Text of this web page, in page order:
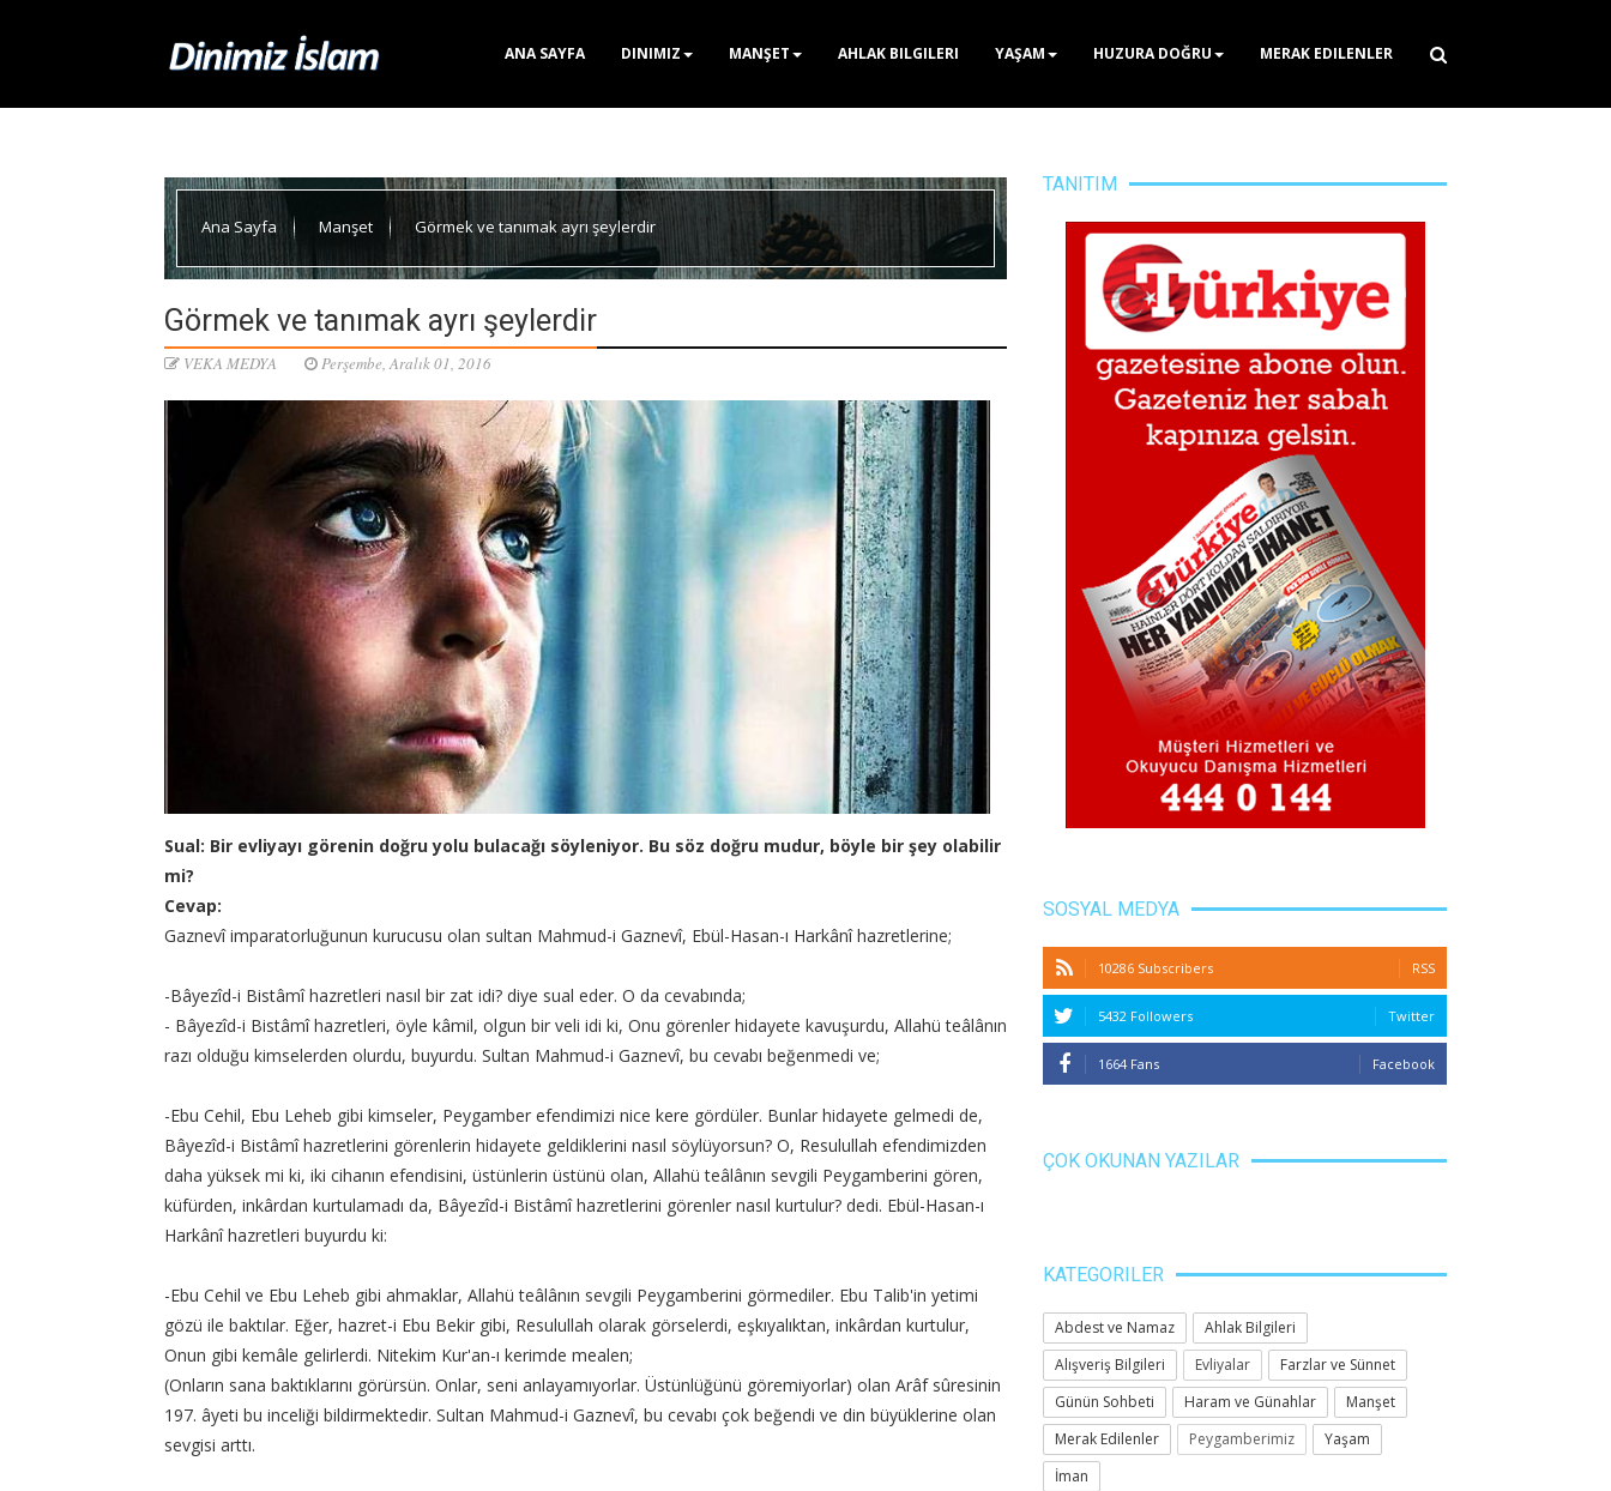
ANA SAYFA DINIMIZ MANŞET AHLAK BILGILERI YAŞAM HUZURA DOĞRU MERAK EDILENLER
Ana Sayfa Manşet Görmek ve tanımak ayrı şeylerdir
Görmek ve tanımak ayrı şeylerdir
VEKA MEDYA Perşembe, Aralık 01, 2016
Sual: Bir evliyayı görenin doğru yolu bulacağı söyleniyor. Bu söz doğru mudur, böyle bir şey olabilir
mi?
Cevap:
Gaznevî imparatorluğunun kurucusu olan sultan Mahmud-i Gaznevî, Ebül-Hasan-ı Harkânî hazretlerine;
-Bâyezîd-i Bistâmî hazretleri nasıl bir zat idi? diye sual eder. O da cevabında;
- Bâyezîd-i Bistâmî hazretleri, öyle kâmil, olgun bir veli idi ki, Onu görenler hidayete kavuşurdu, Allahü teâlânın
razı olduğu kimselerden olurdu, buyurdu. Sultan Mahmud-i Gaznevî, bu cevabı beğenmedi ve;
-Ebu Cehil, Ebu Leheb gibi kimseler, Peygamber efendimizi nice kere gördüler. Bunlar hidayete gelmedi de,
Bâyezîd-i Bistâmî hazretlerini görenlerin hidayete geldiklerini nasıl söylüyorsun? O, Resulullah efendimizden
daha yüksek mi ki, iki cihanın efendisini, üstünlerin üstünü olan, Allahü teâlânın sevgili Peygamberini gören,
küfürden, inkârdan kurtulamadı da, Bâyezîd-i Bistâmî hazretlerini görenler nasıl kurtulur? dedi. Ebül-Hasan-ı
Harkânî hazretleri buyurdu ki:
-Ebu Cehil ve Ebu Leheb gibi ahmaklar, Allahü teâlânın sevgili Peygamberini görmediler. Ebu Talib'in yetimi
gözü ile baktılar. Eğer, hazret-i Ebu Bekir gibi, Resulullah olarak görselerdi, eşkıyalıktan, inkârdan kurtulur,
Onun gibi kemâle gelirlerdi. Nitekim Kur'an-ı kerimde mealen;
(Onların sana baktıklarını görürsün. Onlar, seni anlayamıyorlar. Üstünlüğünü göremiyorlar) olan Arâf sûresinin
197. âyeti bu inceliği bildirmektedir. Sultan Mahmud-i Gaznevî, bu cevabı çok beğendi ve din büyüklerine olan
sevgisi arttı.
TANITIM
SOSYAL MEDYA
10286 Subscribers RSS
5432 Followers Twitter
1664 Fans Facebook
ÇOK OKUNAN YAZILAR
KATEGORILER
Abdest ve Namaz
Ahlak Bilgileri
Alışveriş Bilgileri
Evliyalar
Farzlar ve Sünnet
Günün Sohbeti
Haram ve Günahlar
Manşet
Merak Edilenler
Peygamberimiz
Yaşam
İman